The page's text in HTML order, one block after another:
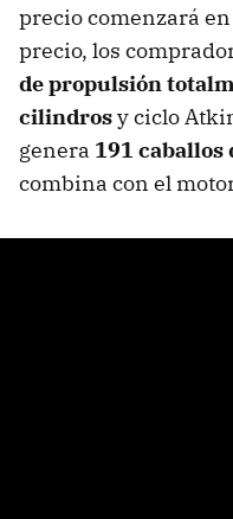
precio comenzará en
precio, los
de propulsión
cilindrosy ciclo
genera 191 caballos
combina con el